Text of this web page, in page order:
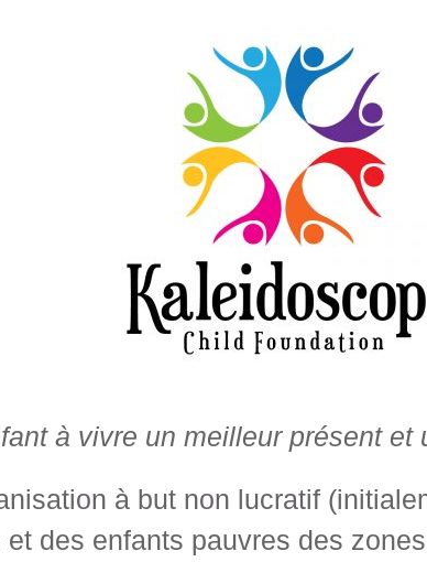
à vivre un meilleur présent et
à but non lucratif
des enfants pauvres des